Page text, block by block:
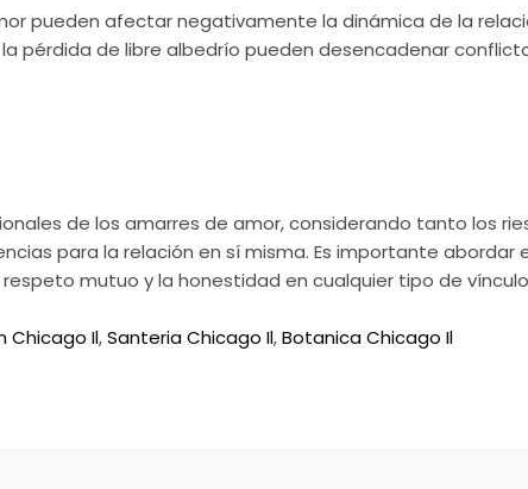
pueden afectar negativamente la dinámica de la
pérdida de libre albedrío pueden desencadenar
de los amarres de amor, considerando tanto los
para la relación en sí misma. Es importante abordar
mutuo y la honestidad en cualquier tipo de
Chicago Il,Santeria Chicago Il,Botanica Chicago Il